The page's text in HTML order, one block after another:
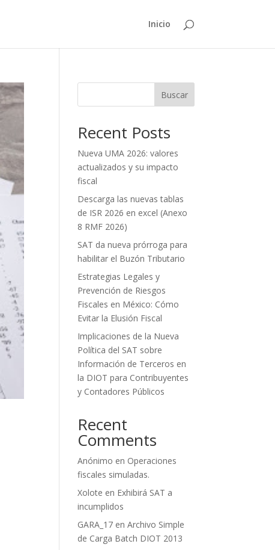
Inicio
Buscar
Recent Posts
Nueva UMA 2026: valores
actualizados y su impacto
fiscal
Descarga las nuevas tablas
de ISR 2026 en excel (Anexo
8 RMF 2026)
SAT da nueva prórroga para
habilitar el Buzón Tributario
Estrategias Legales y
Prevención de Riesgos
Fiscales en México: Cómo
Evitar la Elusión Fiscal
Implicaciones de la Nueva
Política del SAT sobre
Información de Terceros en
la DIOT para Contribuyentes
y Contadores Públicos
Recent
Comments
Anónimo en Operaciones
fiscales simuladas.
Xolote en Exhibirá SAT a
incumplidos
GARA_17 enArchivo Simple
de Carga Batch DIOT 2013